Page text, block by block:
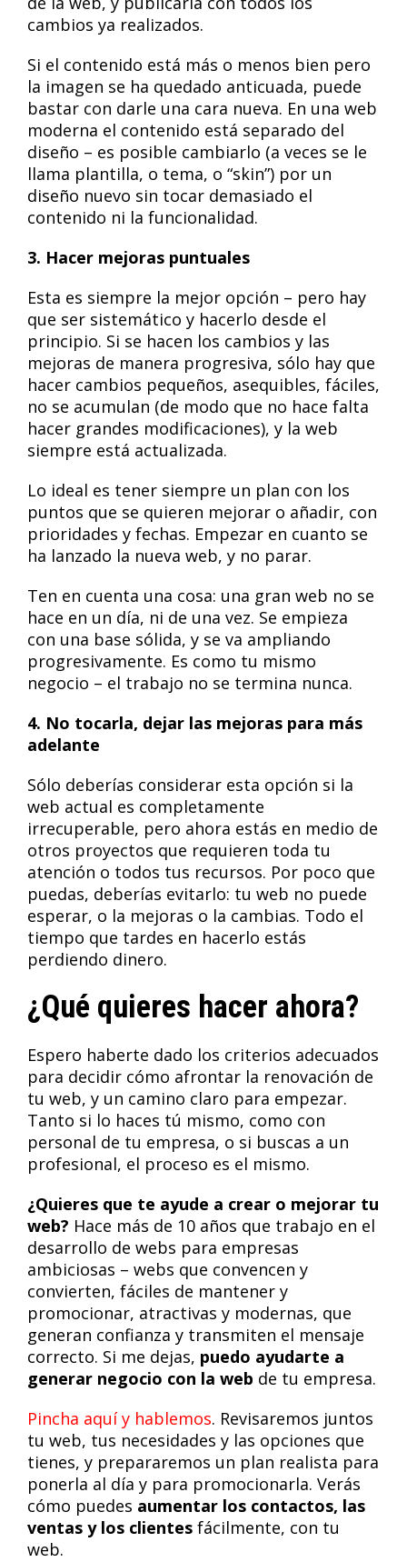
cambios ya realizados.
Si el contenido está más o menos bien pero
la imagen se ha quedado anticuada, puede
bastar con darle una cara nueva. En una web
moderna el contenido está separado del
diseño – es posible cambiarlo (a veces se le
llama plantilla, o tema, o “skin”) por un
diseño nuevo sin tocar demasiado el
contenido ni la funcionalidad.
3. Hacer mejoras puntuales
Esta es siempre la mejor opción – pero hay
que ser sistemático y hacerlo desde el
principio. Si se hacen los cambios y las
mejoras de manera progresiva, sólo hay que
hacer cambios pequeños, asequibles, fáciles,
no se acumulan (de modo que no hace falta
hacer grandes modificaciones), y la web
siempre está actualizada.
Lo ideal es tener siempre un plan con los
puntos que se quieren mejorar o añadir, con
prioridades y fechas. Empezar en cuanto se
ha lanzado la nueva web, y no parar.
Ten en cuenta una cosa: una gran web no se
hace en un día, ni de una vez. Se empieza
con una base sólida, y se va ampliando
progresivamente. Es como tu mismo
negocio – el trabajo no se termina nunca.
4. No tocarla, dejar las mejoras para más
adelante
Sólo deberías considerar esta opción si la
web actual es completamente
irrecuperable, pero ahora estás en medio de
otros proyectos que requieren toda tu
atención o todos tus recursos. Por poco que
puedas, deberías evitarlo: tu web no puede
esperar, o la mejoras o la cambias. Todo el
tiempo que tardes en hacerlo estás
perdiendo dinero.
¿Qué quieres hacer ahora?
Espero haberte dado los criterios adecuados
para decidir cómo afrontar la renovación de
tu web, y un camino claro para empezar.
Tanto si lo haces tú mismo, como con
personal de tu empresa, o si buscas a un
profesional, el proceso es el mismo.
¿Quieres que te ayude a crear o mejorar tu
web? Hace más de 10 años que trabajo en el
desarrollo de webs para empresas
ambiciosas – webs que convencen y
convierten, fáciles de mantener y
promocionar, atractivas y modernas, que
generan confianza y transmiten el mensaje
correcto. Si me dejas, puedo ayudarte a
generar negocio con la web de tu empresa.
Pincha aquí y hablemos. Revisaremos juntos
tu web, tus necesidades y las opciones que
tienes, y prepararemos un plan realista para
ponerla al día y para promocionarla. Verás
cómo puedes aumentar los contactos, las
ventas y los clientes fácilmente, con tu
web.